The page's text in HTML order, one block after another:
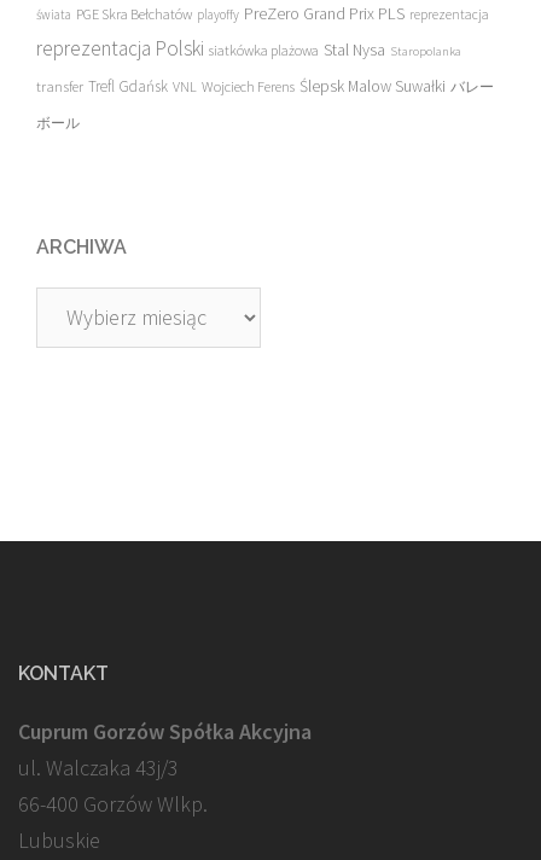
świata PGE Skra Bełchatów playoffy PreZero Grand Prix PLS reprezentacja
reprezentacja Polski siatkówka plażowa Stal Nysa Staropolanka
transfer Trefl Gdańsk VNL Wojciech Ferens Ślepsk Malow Suwałki バレー
ボール
ARCHIWA
Archiwa
KONTAKT
Cuprum Gorzów Spółka Akcyjna
ul. Walczaka 43j/3
66-400 Gorzów Wlkp.
Lubuskie